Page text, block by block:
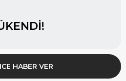
HABER VER